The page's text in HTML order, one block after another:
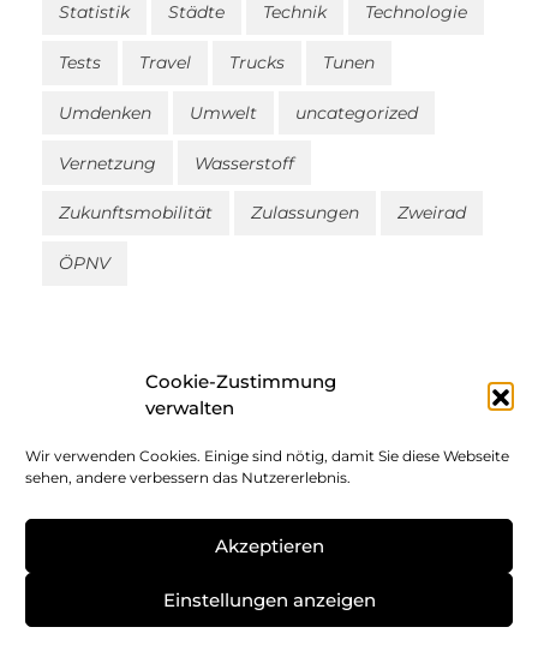
Cookie-Zustimmung
verwalten
Wir verwenden Cookies. Einige sind nötig, damit Sie diese Webseite
sehen, andere verbessern das Nutzererlebnis.
Akzeptieren
Einstellungen anzeigen
Statistik Städte Technik Technologie
Tests Travel Trucks Tunen
Umdenken Umwelt uncategorized
Vernetzung Wasserstoff
Zukunftsmobilität Zulassungen Zweirad
ÖPNV
Impressum
Datenschutz